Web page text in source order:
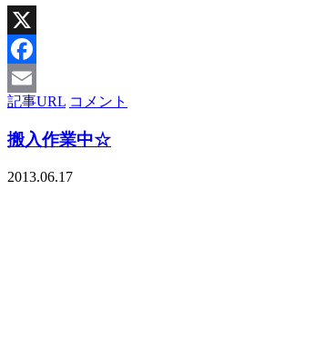
X
Facebook
Email
記事URL コメント
搬入作業中☆
2013.06.17